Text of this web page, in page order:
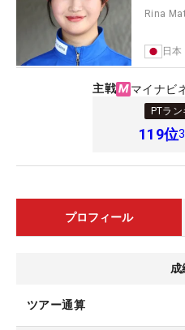
Rina
日本
主戦 マイナビ
PTラ
119位
プロフィール
成
ツアー通算